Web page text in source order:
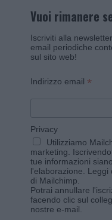
Vuoi rimanere
Iscriviti alla
email periodiche
sul sito web!
Indirizzo email *
Privacy
Utilizziamo
marketing.
tue informazioni
l'elaborazione. Leggi
di Mailchimp
Potrai annullare
facendo clic sul
nostre e-mail.